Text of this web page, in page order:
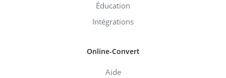
Éducation
Intégrations
Online-Convert
Aide